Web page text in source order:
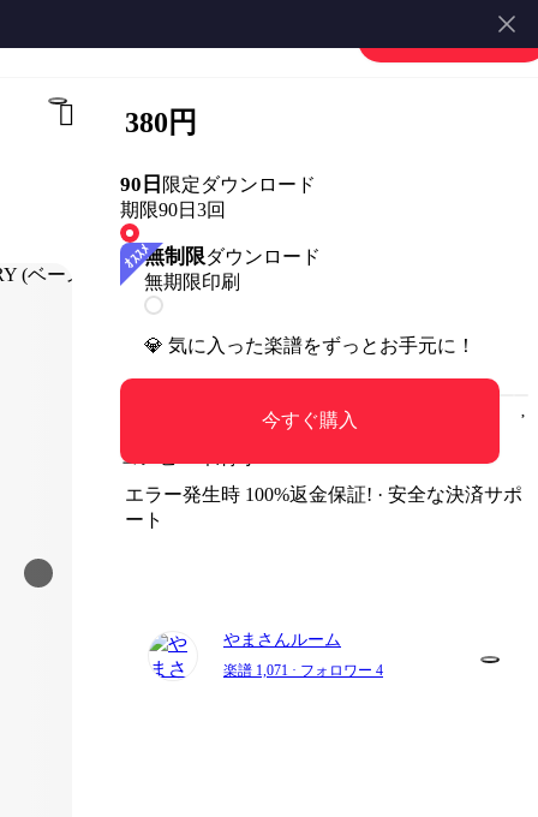
会員登録・ログイン
380円
90日 限定ダウンロード
期限90日 3回
無制限ダウンロード
無期限印刷
💎 気に入った楽譜をずっとお手元に！
今すぐ購入
コンビニ印刷可
エラー発生時 100%返金保証! · 安全な決済サポ
ート
やまさんルーム
楽譜 1,071 · フォロワー 4